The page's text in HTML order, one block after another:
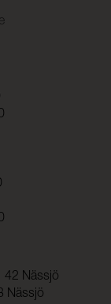
2)
1)
1)
3)
42 Nässjö
Nässjö